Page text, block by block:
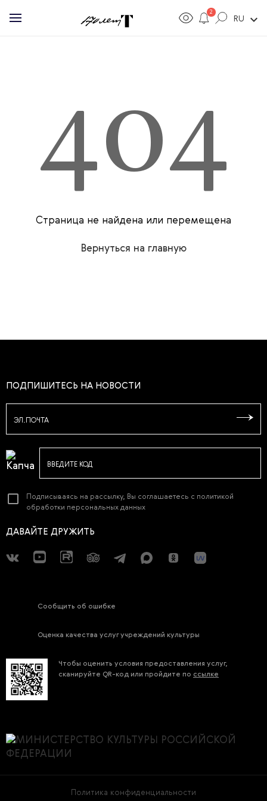
2
RU expand_more
404
Страница не найдена или перемещена
Вернуться на главную
ПОДПИШИТЕСЬ НА НОВОСТИ
ЭЛ.ПОЧТА
ВВЕДИТЕ КОД
Подписываясь на рассылку, Вы соглашаетесь с политикой
обработки персональных данных
ДАВАЙТЕ ДРУЖИТЬ
Сообщить об ошибке
Оценка качества услуг учреждений культуры
Чтобы оценить условия предоставления услуг,
сканируйте QR-код или пройдите по ссылке
Политика конфиденциальности